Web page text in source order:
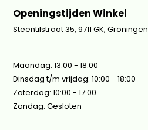
Openingstijden Winkel
Steentilstraat 35, 9711 GK, Groningen
Maandag: 13:00 - 18:00
Dinsdag t/m vrijdag: 10:00 - 18:00
Zaterdag: 10:00 - 17:00
Zondag: Gesloten